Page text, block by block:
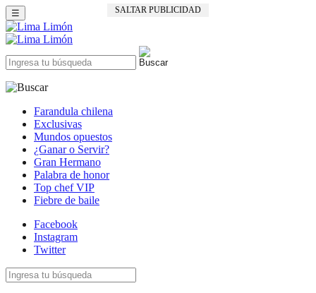
SALTAR PUBLICIDAD
☰
Farandula chilena
Exclusivas
Mundos opuestos
¿Ganar o Servir?
Gran Hermano
Palabra de honor
Top chef VIP
Fiebre de baile
Facebook
Instagram
Twitter